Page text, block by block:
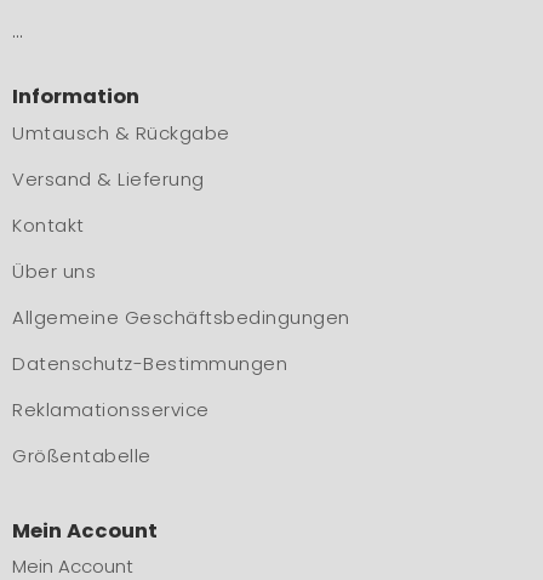
…
Information
Umtausch & Rückgabe
Versand & Lieferung
Kontakt
Über uns
Allgemeine Geschäftsbedingungen
Datenschutz-Bestimmungen
Reklamationsservice
Größentabelle
Mein Account
Mein Account